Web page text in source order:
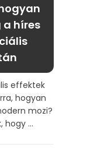
híres
effektek
hogyan
mozi?
hogy ...